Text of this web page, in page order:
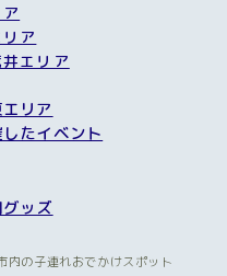
ア
エリア
リア
たイベント
ッズ
内の子連れおでかけスポット